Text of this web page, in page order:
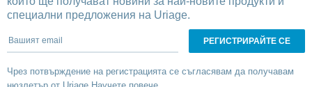
специални предложения на Uriage.
Вашият email
Чрез потвърждение на регистрацията се съгласявам да получавам